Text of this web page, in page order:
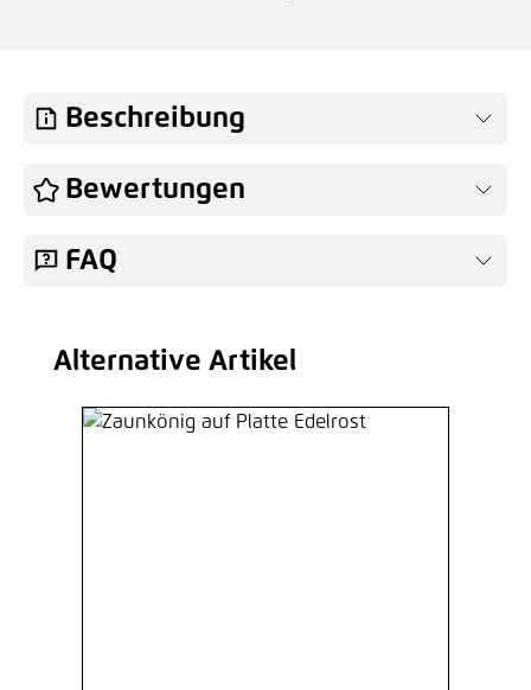
Beschreibung
Bewertungen
FAQ
Produktgalerie überspringen
Alternative Artikel